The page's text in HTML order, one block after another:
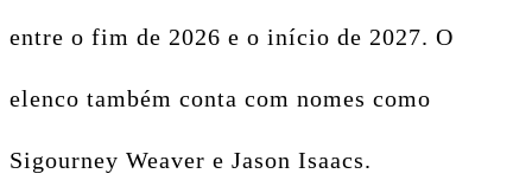
entre o fim de 2026 e o início de 2027. O
elenco também conta com nomes como
Sigourney Weaver e Jason Isaacs.